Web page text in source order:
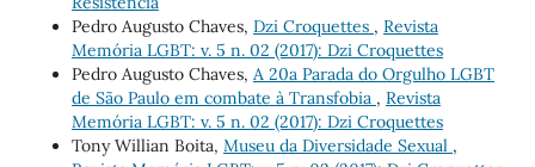
Pedro Augusto Chaves, Dzi Croquettes , Revista
Memória LGBT: v. 5 n. 02 (2017): Dzi Croquettes
Pedro Augusto Chaves, A 20a Parada do Orgulho LGBT
de São Paulo em combate à Transfobia , Revista
Memória LGBT: v. 5 n. 02 (2017): Dzi Croquettes
Tony Willian Boita, Museu da Diversidade Sexual ,